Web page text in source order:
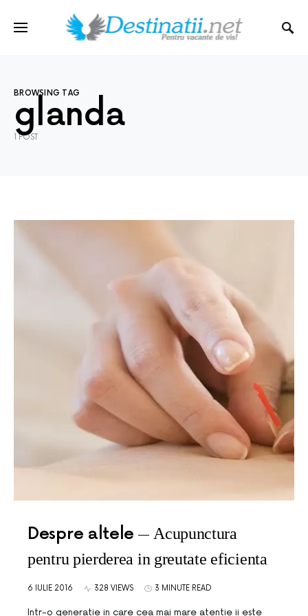
BROWSING TAG
glanda
1 POST
Despre altele
Acupunctura
pentru pierderea in greutate eficienta
6 IULIE 2016 328 VIEWS 3 MINUTE READ
Intr-o generatie in care cea mai mare atentie ii este